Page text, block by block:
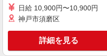
日給 10,900円〜10,900円
神戸市須磨区
詳細を見る